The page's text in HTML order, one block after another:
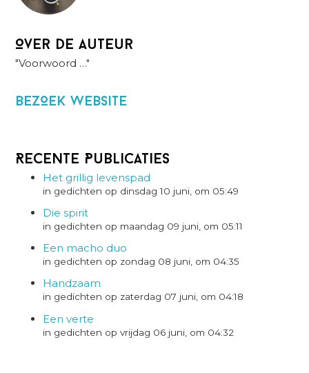
Over de auteur
"Voorwoord …"
BezOek website
Recente Publicaties
Het grillig levenspad
in gedichten op dinsdag 10 juni, om 05:49
Die spirit
in gedichten op maandag 09 juni, om 05:11
Een macho duo
in gedichten op zondag 08 juni, om 04:35
Handzaam
in gedichten op zaterdag 07 juni, om 04:18
Een verte
in gedichten op vrijdag 06 juni, om 04:32